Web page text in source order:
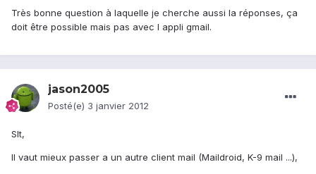
Très bonne question à laquelle je cherche aussi la réponses, ça
doit être possible mais pas avec l appli gmail.
jason2005
Posté(e) 3 janvier 2012
Slt,
Il vaut mieux passer a un autre client mail (Maildroid, K-9 mail ...),